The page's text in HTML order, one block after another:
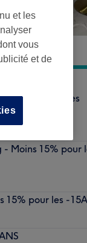
15% pour les
Moins 15% pour
15% pour les -
et les
vous
et de